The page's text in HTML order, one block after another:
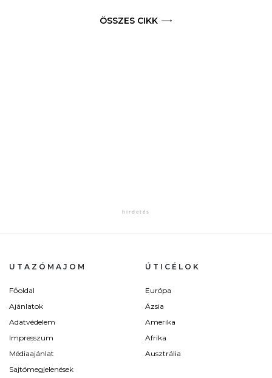
ÖSSZES CIKK
UTAZÓMAJOM
Főoldal
Ajánlatok
Adatvédelem
Impresszum
Médiaajánlat
Sajtómegjelenések
ÚTICÉLOK
Európa
Ázsia
Amerika
Afrika
Ausztrália